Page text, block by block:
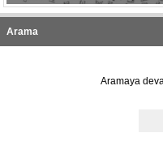
Arama
Aramaya